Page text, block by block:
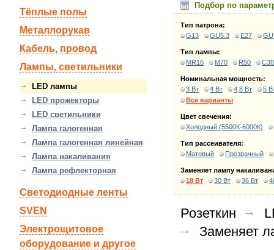
Подбор по
Тип патрона:
G13
GU5.3 E27
Тип лампы:
MR16
M70 R50 C38
Номинальная мощность:
3 Вт
4 Вт 4,8 Вт
5
Все варианты
Цвет свечения:
Холодный (5500К-6000К)
Тип рассеивателя:
Матовый
Прозрачный
Заменяет лампу
18 Вт
30 Вт 36 Вт
Розеткин
Заменяет
Тёплые полы
Металлорукав
Кабель, провод
Лампы, светильники
LED лампы
LED прожекторы
LED светильники
Лампа галогенная
Лампа галогенная линейная
Лампа накаливания
Лампа рефлекторная
Светодиодные ленты
SVEN
Электрощитовое
оборудование и другое